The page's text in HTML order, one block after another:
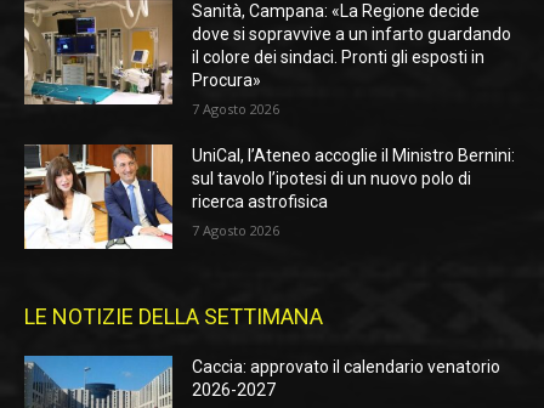
Sanità, Campana: «La Regione decide
dove si sopravvive a un infarto guardando
il colore dei sindaci. Pronti gli esposti in
Procura»
7 Agosto 2026
UniCal, l’Ateneo accoglie il Ministro Bernini:
sul tavolo l’ipotesi di un nuovo polo di
ricerca astrofisica
7 Agosto 2026
LE NOTIZIE DELLA SETTIMANA
Caccia: approvato il calendario venatorio
2026-2027